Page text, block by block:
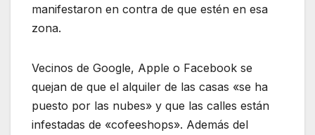
manifestaron en contra de que estén en esa
zona.
Vecinos de Google, Apple o Facebook se
quejan de que el alquiler de las casas «se ha
puesto por las nubes» y que las calles están
infestadas de «cofeeshops». Además del